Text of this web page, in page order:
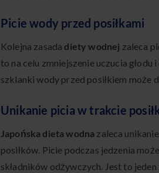
Picie wody przed posiłkami
Kolejna zasada diety wodnej zaleca
to na celu zmniejszenie uczucia
szklanki wody przed posiłkiem może
Unikanie picia w trakcie
Japońska dieta wodna zaleca
posiłków. Picie podczas jedzenia
składników odżywczych. Jest to jeden